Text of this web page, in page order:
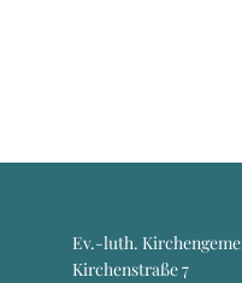
Ev.-luth.
Kirchenstraße 7